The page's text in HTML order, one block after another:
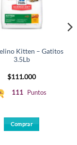
Kitten – Gatitos
3.5Lb
$111.000
111 Puntos
Comprar